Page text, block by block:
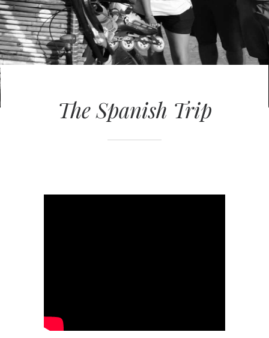
The Spanish Trip